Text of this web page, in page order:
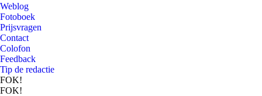
Weblog
Fotoboek
Prijsvragen
Contact
Colofon
Feedback
Tip de redactie
FOK!
FOK!